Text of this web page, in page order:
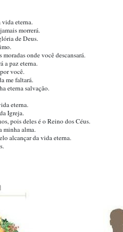
eterna.
morrerá.
de Deus.
onde você descansará.
paz eterna.
você.
me faltará.
eterna salvação.
eterna.
Igreja.
pois deles é o Reino dos Céus.
minha alma.
alcançar da vida eterna.